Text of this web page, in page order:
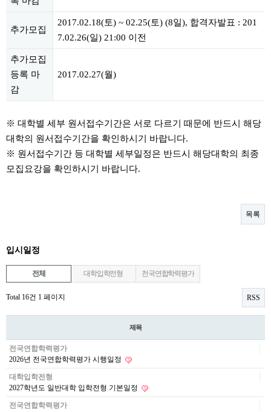
추가모집
2017.02.18(토) ~ 02.25(토) (8일), 합격자발표 : 201
7.02.26(일) 21:00 이전
추가모집
등록 마
감
2017.02.27(월)
※ 대학별 세부 원서접수기간은 서로 다르기 때문에 반드시 해당
대학의 원서접수기간을 확인하시기 바랍니다.
※ 원서접수기간 등 대학별 세부일정은 반드시 해당대학의 최종
모집요강을 확인하시기 바랍니다.
목록
입시일정
전체 대학입학전형 전국연합학력평가
Total 16건 1 페이지 RSS
제목
전국연합학력평가
2026년 전국연합학력평가 시행일정
대학입학전형
2027학년도 일반대학 입학전형 기본일정
전국연합학력평가